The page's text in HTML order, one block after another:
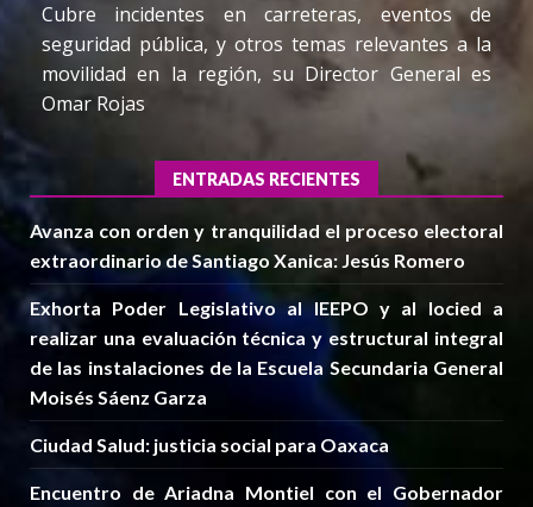
Cubre incidentes en carreteras, eventos de
seguridad pública, y otros temas relevantes a la
movilidad en la región, su Director General es
Omar Rojas
ENTRADAS RECIENTES
Avanza con orden y tranquilidad el proceso electoral
extraordinario de Santiago Xanica: Jesús Romero
Exhorta Poder Legislativo al IEEPO y al Iocied a
realizar una evaluación técnica y estructural integral
de las instalaciones de la Escuela Secundaria General
Moisés Sáenz Garza
Ciudad Salud: justicia social para Oaxaca
Encuentro de Ariadna Montiel con el Gobernador